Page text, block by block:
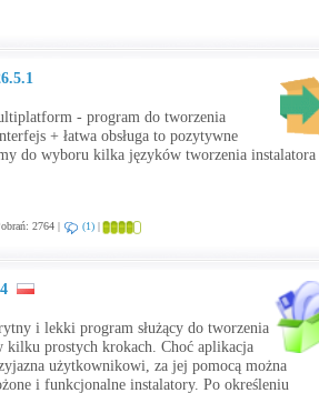
- program do tworzenia
+ łatwa obsługa to pozytywne
do wyboru kilka języków tworzenia
2764 | (1) |
i lekki program służący do tworzenia
kilku prostych krokach. Choć aplikacja
użytkownikowi, za jej pomocą można
i funkcjonalne instalatory. Po określeniu